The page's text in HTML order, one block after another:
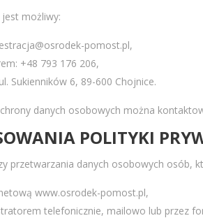
możliwy:
pomost.pl,
+48 793 176 206,
Sukienników 6, 89-600 Chojnice.
danych osobowych można
POLITYKI
przetwarzania danych osobowych osób,
www.osrodek-pomost.pl,
telefonicznie, mailowo lub przez